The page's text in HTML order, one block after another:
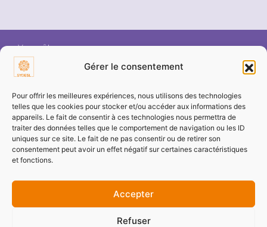
Gérer le consentement
Pour offrir les meilleures expériences, nous utilisons des technologies
telles que les cookies pour stocker et/ou accéder aux informations des
appareils. Le fait de consentir à ces technologies nous permettra de
traiter des données telles que le comportement de navigation ou les ID
uniques sur ce site. Le fait de ne pas consentir ou de retirer son
consentement peut avoir un effet négatif sur certaines caractéristiques
et fonctions.
Accepter
Refuser
Vous êtes :
COMMUNE / COLLECTIVITÉ
PARTICULIER